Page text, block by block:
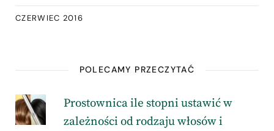
CZERWIEC 2016
POLECAMY PRZECZYTAĆ
Prostownica ile stopni ustawić w
zależności od rodzaju włosów i